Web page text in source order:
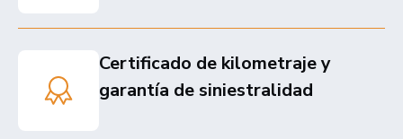
Certificado de kilometraje y
garantía de siniestralidad